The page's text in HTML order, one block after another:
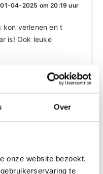
Over
onze website bezoekt.
te
01-04-2025 om 20:19 uur
kon verlenen en t
is! Ook leuke
schrijven. Het is fijn
zijn. Momenteel is t
Maar dat is nu
als ik denk iets van